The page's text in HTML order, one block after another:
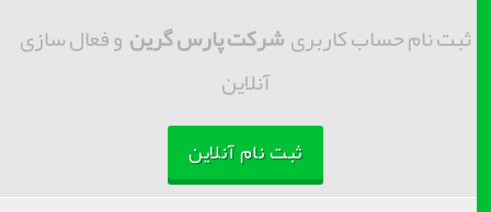
ثبت نام حساب کاربریشرکت پارس گرینو فعال سازی
آنلاین
ثبت نام آنلاین